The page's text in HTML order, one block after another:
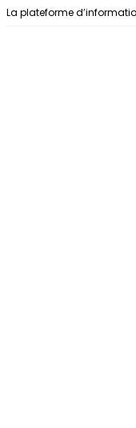
Aller au contenu
La plateforme